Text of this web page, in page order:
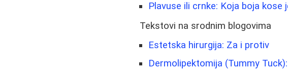
Plavuse ili crnke: Koja boja kose
Tekstovi na srodnim blogovima
Estetska hirurgija: Za i protiv
Dermolipektomija (Tummy